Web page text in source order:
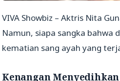
VIVA Showbiz – Aktris Nita
Namun, siapa sangka bahwa
kematian sang ayah yang
Kenangan